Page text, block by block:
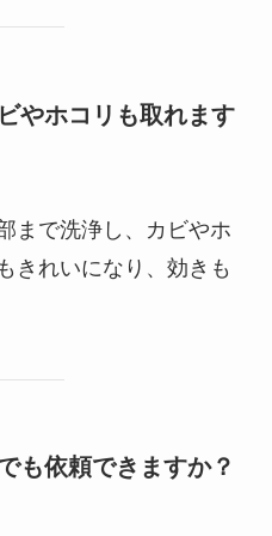
やホコリも取れます
まで洗浄し、カビやホ
きれいになり、効きも
も依頼できますか？